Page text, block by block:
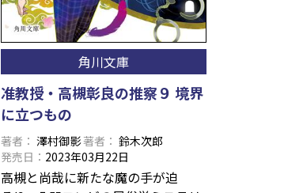
角川文庫
准教授・高槻彰良の推察９ 境界
に立つもの
著者 澤村御影著者
鈴木次郎
発売日
2023年03月22日
高槻と尚哉に新たな魔の手が迫